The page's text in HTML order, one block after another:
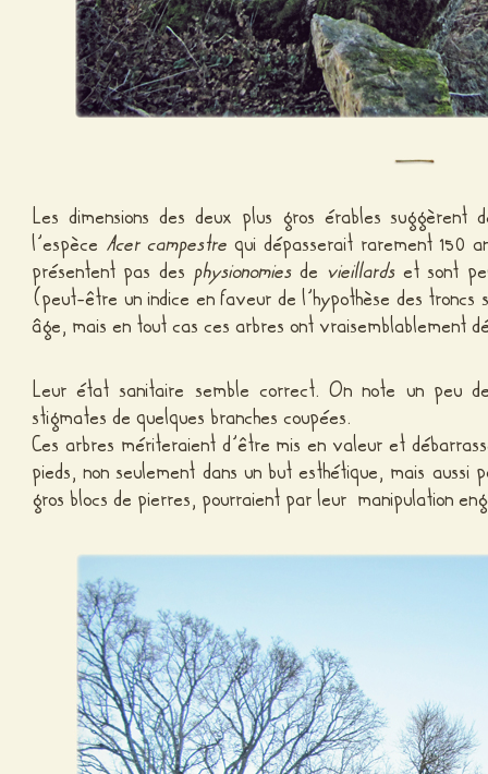
Les dimensions des deux plus gros érables
l’espèce Acer campestre qui dépasserait rarement 150
présentent pas desphysionomies de vieillards et sont
(peut-être un indice en faveur de l’hypothèse des troncs
âge, mais en tout cas ces arbres ont vraisemblablement
Leur état sanitaire semble correct. On note un peu
stigmates de quelques branches coupées.
Ces arbres mériteraient d’être mis en valeur et
pieds, non seulement dans un but esthétique, mais
gros blocs de pierres, pourraient par leur manipulation